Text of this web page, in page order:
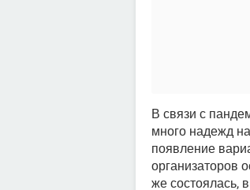
В связи с
много надежд
появление
организаторов
же состоялась,